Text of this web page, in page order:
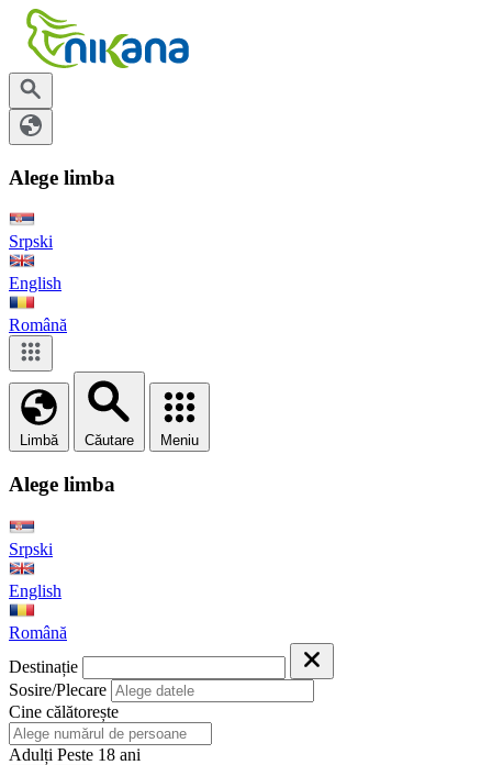
Alege limba
Srpski
English
Română
Limbă Căutare Meniu
Alege limba
Srpski
English
Română
Destinație
Sosire/Plecare
Cine călătorește
Adulți Peste 18 ani